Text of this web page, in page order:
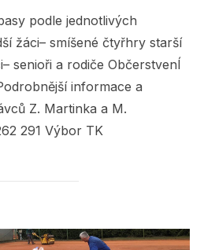
podle jednotlivých
žáci– smíšené čtyřhry starší
senioři a rodiče ObčerstvenÍ
informace a
Z. Martinka a M.
291 Výbor TK